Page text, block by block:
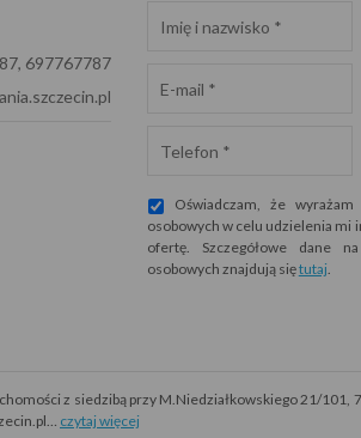
697767787
Oświadczam, że
osobowych w celu udzielenia mi
ofertę. Szczegółowe dane
osobowych znajdują siętutaj
z siedzibą przy M.Niedziałkowskiego 21/101,
czytaj więcej